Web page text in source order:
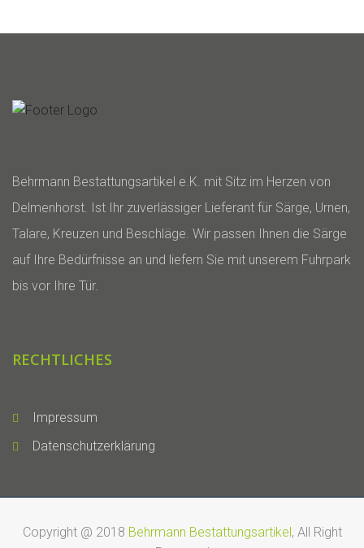
Behrmann Bestattungsartikel e.K. mit Sitz im Herzen von
Delmenhorst. Ist Ihr zuverlässiger Lieferant für Särge, Urnen,
Talare, Kreuzen und Beschläge. Wir passen Ihnen die Särge
auf Ihre Bedürfnisse an und liefern Sie mit unserem Fuhrpark
bis vor Ihre Tür.
RECHTLICHES
Impressum
Datenschutzerklärung
Copyright @ 2018 Behrmann Bestattungsartikel, All Right